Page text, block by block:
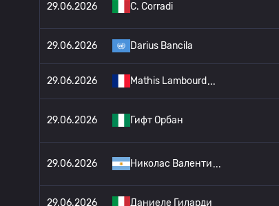
29.06.2026 C. Corradi
29.06.2026 Darius Bancila
29.06.2026 Mathis Lambourd
29.06.2026 Гифт Орбан
29.06.2026 Николас Валенти
29.06.2026 Даниеле Гиларди